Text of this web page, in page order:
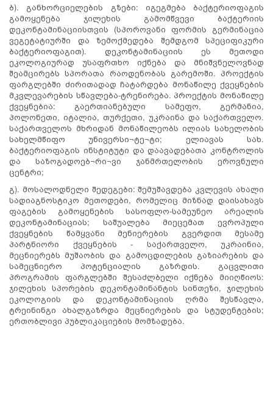
ბ). განხორციელების გზები: იგეგმება ბაქტერიოფაგის
გამოყენება ჯილეხის გამომწვევი ბაქტერიის
დეკონტამინაციისთვის (სპოროვანი ფორმის გერმინაცია
ვეგეტატიურში და ზემოქმედება შემდგომ სპეციფიკური
ბაქტერიოფაგით). დეკონტამინაციის ეს მეთოდი
ეკოლოგიურად უსაფრთხო იქნება და მნიშვნელოვნად
შეამცირებს სპორათა რაოდენობას გარემოში. პროექტის
ფარგლებში ძირითადად ჩატარდება მონაწილე ქვეყნების
მკვლევარების სწავლება-ტრენირება. პროექტის მონაწილე
ქვეყნებია: გაერთიანებული სამეფო, გერმანია,
პოლონეთი, იტალია, თურქეთი, უკრაინა და საქართველო.
საქართველოს მხრიდან მონაწილეობს ილიას სახელობის
სახელმწიფო უნივერსი¬ტე¬ტი; ელიავას სახ.
ბაქტერიოფაგის ინსტიტუტი და დაავადებათა კონტროლის
და საზოგადოებ¬რი¬ვი ჯანმრთელობის ეროვნული
ცენტრი;
გ). მოსალოდნელი შედეგები: შემუშავდება კვლევის ახალი
სადიაგნოსტიკო მეთოდები, რომელიც მიზნად დაისახავს
ფაგების გამოყენების სასოფლო-სამეუნეო არეალის
დეკონტამინაციას; საშუალება მიეცემათ ევროპული
ქვეყნების წამყვანი მენიერების გვერდით მესამე
პარტნიორი ქვეყნების - საქართველო, უკრაინია,
მეცნიერებს მუშაობის და გამოცდილების გაზიარების და
სამეცნიერო პოტენციალის გაზრდის. გაცვლითი
პროგრამის ფარგლებში შესაძლბელი იქნება მიიღწიოს:
ჯილეხის სპორების დეკონტამინანტის სინთეზი, ჯილეხის
ეკოლოგიის და დეკონტამინაციის ღრმა შესწავლა,
ტრეინინგი ახალგაზრდა მეცნიერების და სტუდენტების;
ერთობლივი პუბლიკაციების მომზადება.